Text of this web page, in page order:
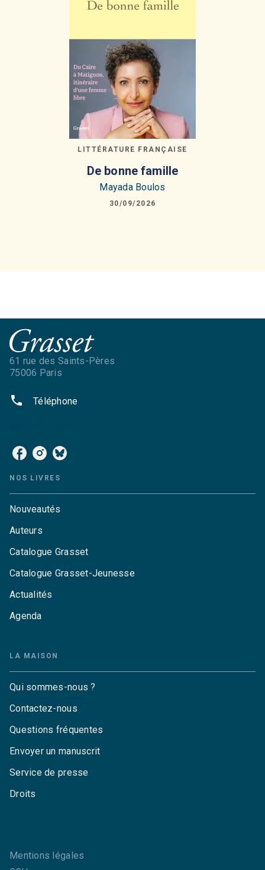
LITTÉRATURE FRANÇAISE
De bonne famille
Mayada Boulos
30/09/2026
61 rue des Saints-Pères
75006 Paris
phone Téléphone
NOS LIVRES
Nouveautés
Auteurs
Catalogue Grasset
Catalogue Grasset-Jeunesse
Actualités
Agenda
LA MAISON
Qui sommes-nous ?
Contactez-nous
Questions fréquentes
Envoyer un manuscrit
Service de presse
Droits
Mentions légales